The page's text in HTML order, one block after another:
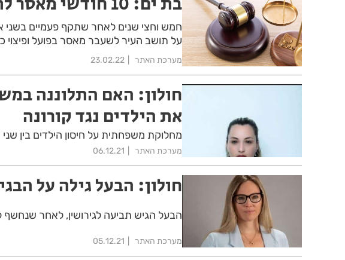
חמש וחצי שנים לאחר שתקף פעמיים בשני
על תושב העיר לשעבר מאסר בפועל ופיצוי
מערכת האתר 23.02.22
חולון: האם התלוננה
את הילדים נגד קורונה
מחלוקת משפחתית על חיסון הילדים בין
מערכת האתר 06.12.21
חולון: הבעל גילה על
הבעל הגיש תביעה לגירושין, לאחר שנחשף
מערכת האתר 05.12.21